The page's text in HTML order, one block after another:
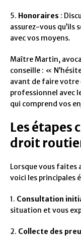
5. Honoraires :
assurez-vous
avec vos moyens.
Maître Martin,
conseille : «
avant de faire votre
professionnel avec
qui comprend vos
Les étapes
droit
Lorsque vous faites
voici les principales
1. Consultation
situation et vous
2. Collecte des